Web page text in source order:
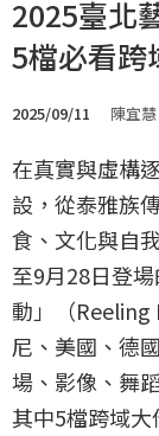
2025臺北
5檔必看跨
2025/09/11 陳宜慧
在真實與虛構
設，從泰雅族
食、文化與自
至9月28日登
動」（
尼、美國、德
場、影像、舞
其中5檔跨域